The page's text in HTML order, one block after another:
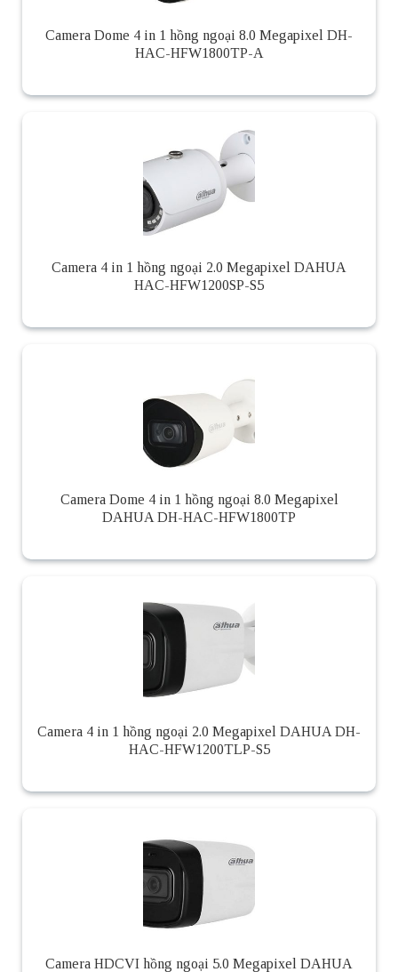
Camera Dome 4 in 1 hồng ngoại 8.0 Megapixel DH-
HAC-HFW1800TP-A
Camera 4 in 1 hồng ngoại 2.0 Megapixel DAHUA
HAC-HFW1200SP-S5
Camera Dome 4 in 1 hồng ngoại 8.0 Megapixel
DAHUA DH-HAC-HFW1800TP
Camera 4 in 1 hồng ngoại 2.0 Megapixel DAHUA DH-
HAC-HFW1200TLP-S5
Camera HDCVI hồng ngoại 5.0 Megapixel DAHUA